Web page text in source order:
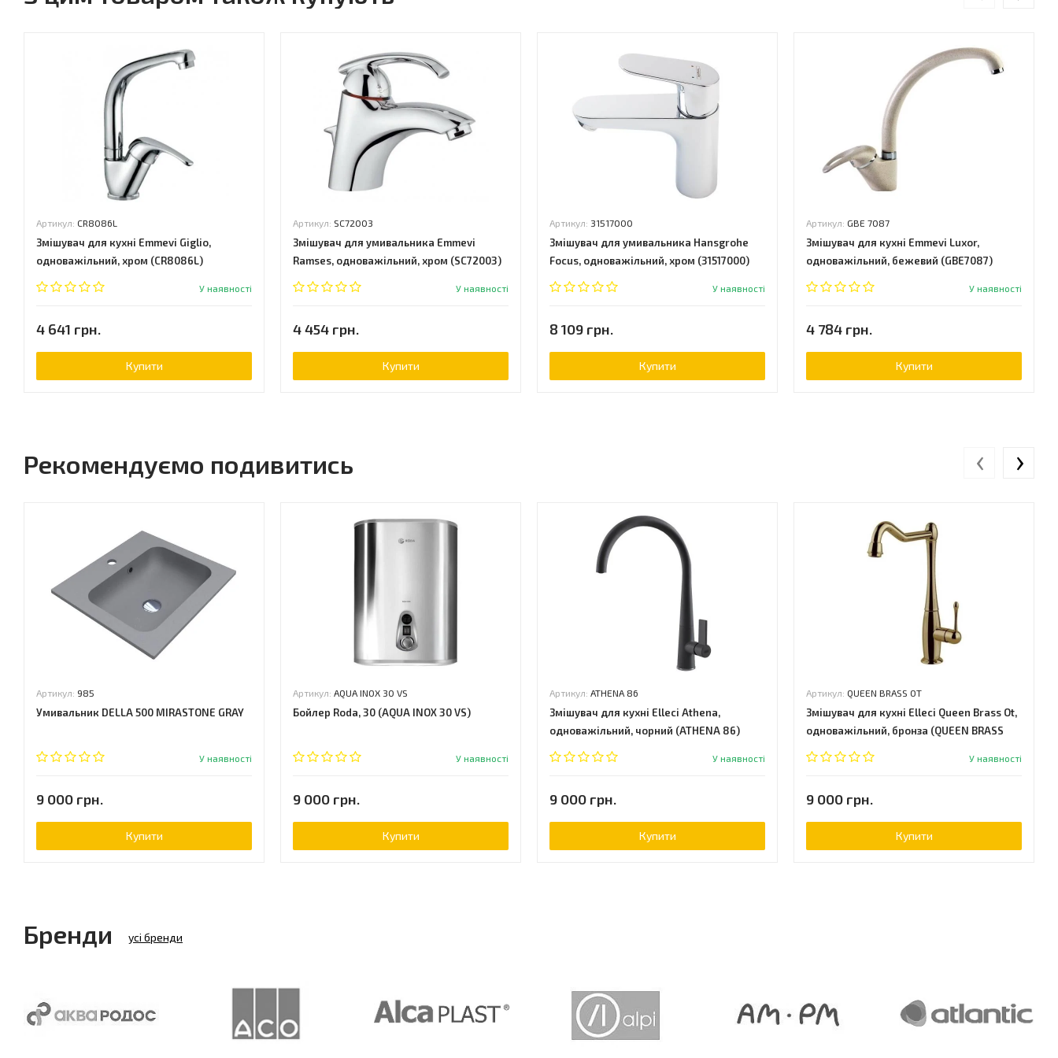
Артикул: CR8086L
Змішувач для кухні Emmevi Giglio,
одноважільний, хром (CR8086L)
У наявності
4 641 грн.
Купити
Артикул: SC72003
Змішувач для умивальника Emmevi
Ramses, одноважільний, хром (SC72003)
У наявності
4 454 грн.
Купити
Артикул: 31517000
Змішувач для умивальника Hansgrohe
Focus, одноважільний, хром (31517000)
У наявності
8 109 грн.
Купити
Артикул: GBE 7087
Змішувач для кухні Emmevi Luxor,
одноважільний, бежевий (GBE7087)
У наявності
4 784 грн.
Купити
Рекомендуємо подивитись
Артикул: 985
Умивальник DELLA 500 MIRASTONE GRAY
У наявності
9 000 грн.
Купити
Артикул: AQUA INOX 30 VS
Бойлер Roda, 30 (AQUA INOX 30 VS)
У наявності
9 000 грн.
Купити
Артикул: ATHENA 86
Змішувач для кухні Elleci Athena,
одноважільний, чорний (ATHENA 86)
У наявності
9 000 грн.
Купити
Артикул: QUEEN BRASS OT
Змішувач для кухні Elleci Queen Brass Ot,
одноважільний, бронза (QUEEN BRASS
OT)
У наявності
9 000 грн.
Купити
‹ ›
Бренди усі бренди